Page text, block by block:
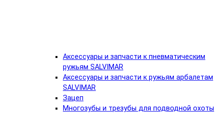
Аксессуары и запчасти к пневматическим
ружьям SALVIMAR
Аксессуары и запчасти к ружьям арбалетам
SALVIMAR
Зацеп
Многозубы и трезубы для подводной охоты